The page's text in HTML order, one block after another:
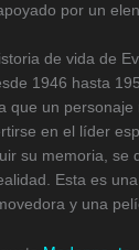
por un
de vida de
1946 hasta
que un
en el líder
su memoria, se
Esta es
y una